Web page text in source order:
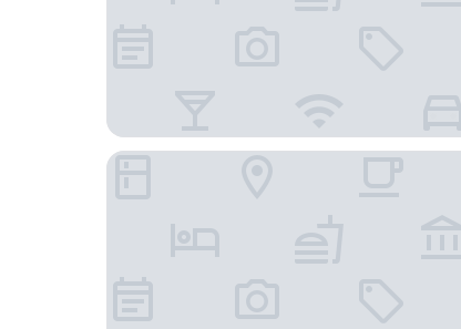
Kastellet Bed & Breakfast